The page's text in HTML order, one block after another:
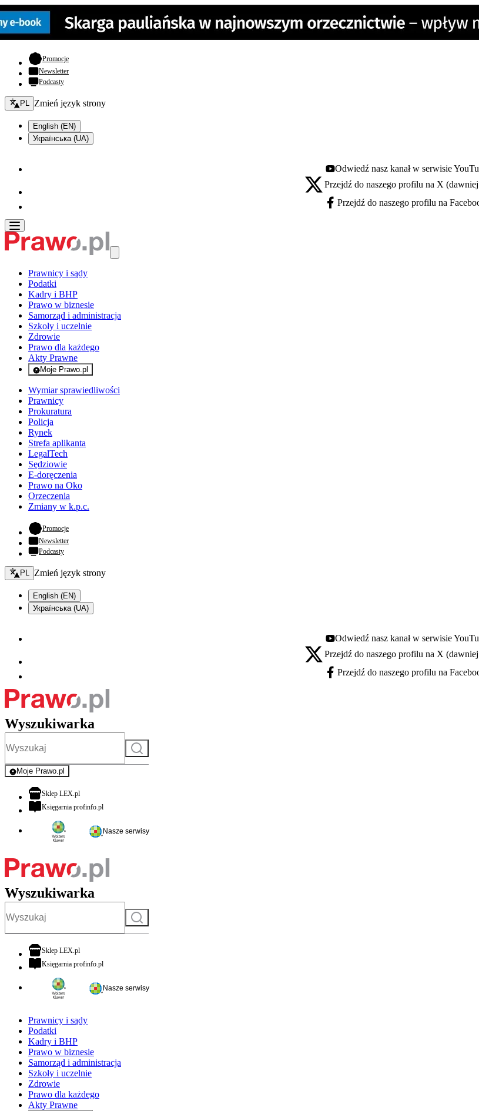
Promocje- otwiera się w nowej karcie
Newsletter
Podcasty
Zmień język - bieżący:
PL Zmień język strony
English (EN)
Українська (UA)
Youtube - otwiera się w nowej karcie
Odwiedź nasz kanał w serwisie
X - otwiera się w nowej karcie
Przejdź do naszego profilu na X
Facebook - otwiera się w nowej karcie
Przejdź do naszego profilu na
Prawnicy i sądy
Podatki
Kadry i BHP
Prawo w biznesie
Samorząd i administracja
Szkoły i uczelnie
Zdrowie
Prawo dla każdego
Akty Prawne
Moje Prawo.pl
- rejestracja i logowanie do serwisu
Wymiar sprawiedliwości
Prawnicy
Prokuratura
Policja
Rynek
Strefa aplikanta
LegalTech
Sędziowie
E-doręczenia
Prawo na Oko
Orzeczenia
Zmiany w k.p.c.
Promocje- otwiera się w nowej karcie
Newsletter
Podcasty
Zmień język - bieżący:
PL Zmień język strony
English (EN)
Українська (UA)
Youtube - otwiera się w nowej karcie
Odwiedź nasz kanał w serwisie
X - otwiera się w nowej karcie
Przejdź do naszego profilu na X
Facebook - otwiera się w nowej karcie
Przejdź do naszego profilu na
Wyszukiwarka
Szukaj
Moje Prawo.pl
- rejestracja i logowanie do serwisu
Sklep LEX.plotwiera się w nowej karcie
Księgarnia profinfo.plotwiera się w nowej karcie
Nasze serwisy
Wyszukiwarka
Szukaj
Sklep LEX.plotwiera się w nowej karcie
Księgarnia profinfo.plotwiera się w nowej karcie
Nasze serwisy
Prawnicy i sądy
Podatki
Kadry i BHP
Prawo w biznesie
Samorząd i administracja
Szkoły i uczelnie
Zdrowie
Prawo dla każdego
Akty Prawne